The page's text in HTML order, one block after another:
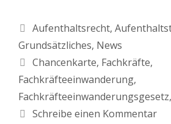
Aufenthaltsrecht,
Grundsätzliches, News
Chancenkarte, Fachkräfte,
Fachkräfteeinwanderung,
Fachkräfteeinwanderungsgesetz,
Schreibe einen Kommentar